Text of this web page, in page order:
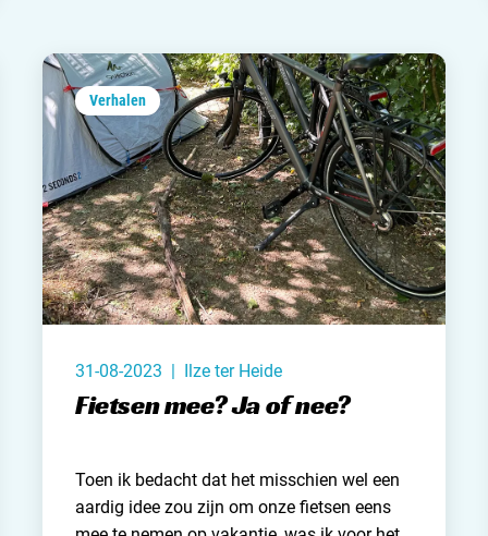
Verhalen
31-08-2023 | Ilze ter Heide
Fietsen mee? Ja of nee?
Toen ik bedacht dat het misschien wel een
aardig idee zou zijn om onze fietsen eens